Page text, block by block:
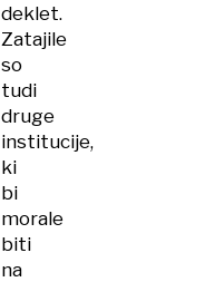
deklet.
Zatajile
so
tudi
druge
institucije,
ki
bi
morale
biti
na